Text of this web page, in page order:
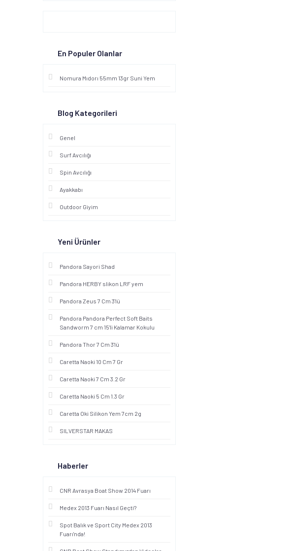
En Populer Olanlar
Nomura Mıdorı 55mm 13gr Suni Yem
Blog Kategorileri
Genel
Surf Avcılığı
Spin Avcılığı
Ayakkabı
Outdoor Giyim
Yeni Ürünler
Pandora Sayori Shad
Pandora HERBY slikon LRF yem
Pandora Zeus 7 Cm 3'lü
Pandora Pandora Perfect Soft Baits
Sandworm 7 cm 15'li Kalamar Kokulu
Pandora Thor 7 Cm 3'lü
Caretta Naoki 10 Cm 7 Gr
Caretta Naoki 7 Cm 3.2 Gr
Caretta Naoki 5 Cm 1.3 Gr
Caretta Oki Silikon Yem 7cm 2g
SILVERSTAR MAKAS
Haberler
CNR Avrasya Boat Show 2014 Fuarı
Medex 2013 Fuarı Nasıl Geçti?
Spot Balık ve Sport City Medex 2013
Fuarı'nda!